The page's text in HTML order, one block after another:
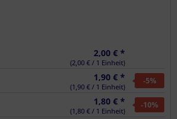
2,00 € *
(2,00 € / 1 Einheit)
1,90 € *
(1,90 € / 1 Einheit)
-5%
1,80 € *
(1,80 € / 1 Einheit)
-10%